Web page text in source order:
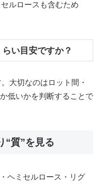
ルロースも含むため
い目安ですか？
大切なのはロット間・
低いかを判断することで
“質”を見る
ヘミセルロース・リグ